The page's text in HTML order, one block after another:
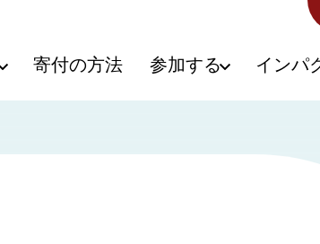
寄付の方法 参加する インパ